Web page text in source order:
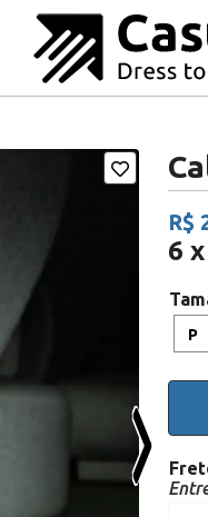
R$
6
P